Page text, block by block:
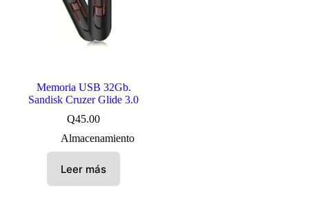
Memoria USB 32Gb.
Sandisk Cruzer Glide 3.0
Q45.00
Almacenamiento
Leer más